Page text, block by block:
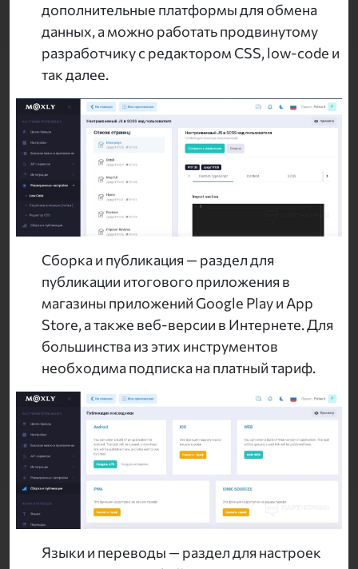
дополнительные платформы для обмена
данных, а можно работать продвинутому
разработчику с редактором CSS, low-code и
так далее.
Сборка и публикация — раздел для
публикации итогового приложения в
магазины приложений Google Play и App
Store, а также веб-версии в Интернете. Для
большинства из этих инструментов
необходима подписка на платный тариф.
Языки и переводы — раздел для настроек